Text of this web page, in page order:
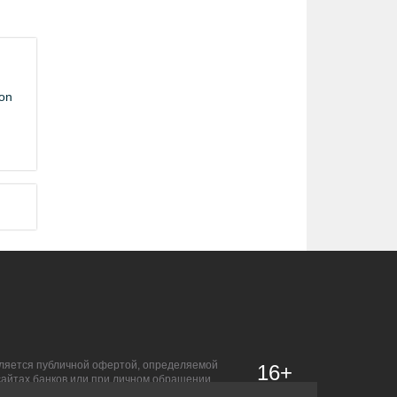
публичной офертой, определяемой
банков или при личном обращении.
16+